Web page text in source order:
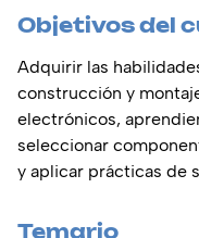
Objetivos del
Adquirir las
construcción y
electrónicos,
seleccionar
y aplicar prácticas de
Temario